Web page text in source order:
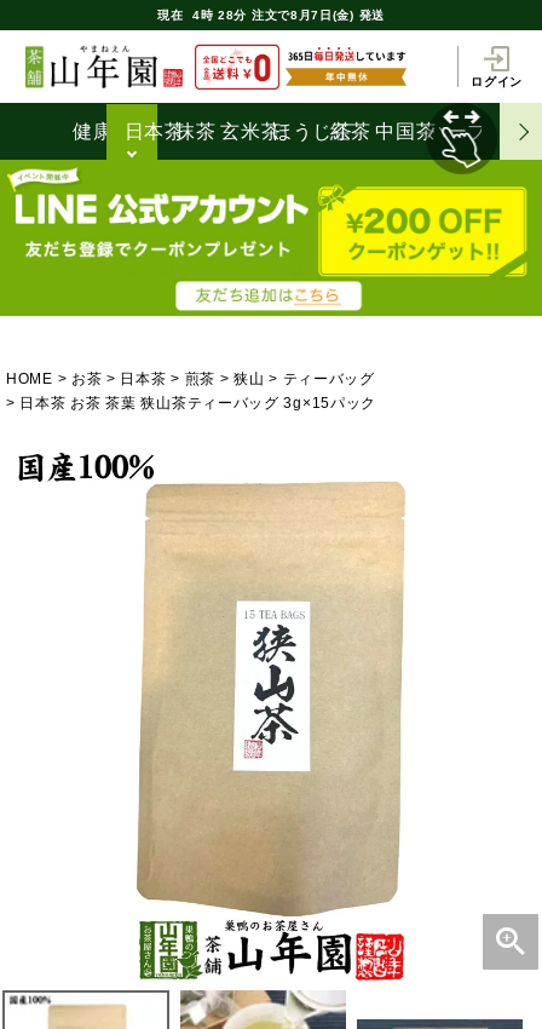
現在 4時 28分 注文で8月7日(金) 発送
ログイン
健康茶日本茶抹茶 玄米茶ほうじ茶
紅茶 中国茶ハーブティ
HOME お茶 日本茶 煎茶 狭山
ティーバッグ
日本茶 お茶 茶葉 狭山茶ティーバッグ 3g×15パック